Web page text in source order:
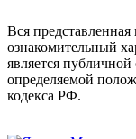
Вся
ознакомительный
является публичной
определяемой
кодекса РФ.